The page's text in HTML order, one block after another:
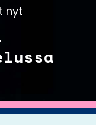
nyt